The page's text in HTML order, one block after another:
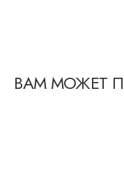
ВАМ МОЖЕТ